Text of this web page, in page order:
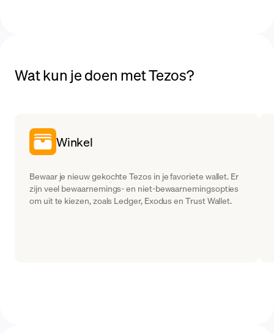
Wat kun je doen met Tezos?
Winkel
Bewaar je nieuw gekochte Tezos in je favoriete wallet. Er
zijn veel bewaarnemings- en niet-bewaarnemingsopties
om uit te kiezen, zoals Ledger, Exodus en Trust Wallet.